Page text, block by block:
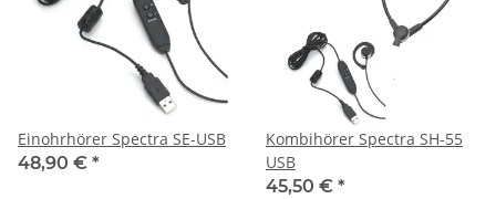
Einohrhörer Spectra SE-USB
48,90 € *
Kombihörer Spectra SH-55
USB
45,50 € *